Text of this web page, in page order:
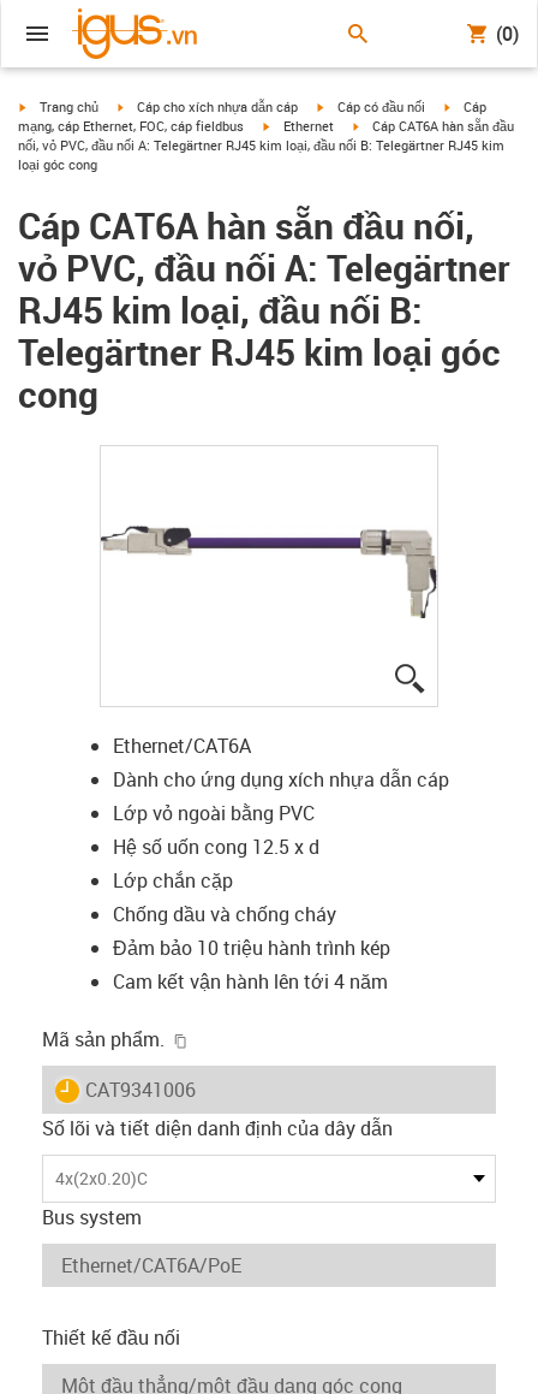
(0)
igus-icon-arrow-right
Trang chủ igus-icon-arrow-right
Cáp cho xích nhựa dẫn cáp igus-icon-arrow-right
Cáp có đầu nối igus-icon-
Cáp
mạng, cáp Ethernet, FOC, cáp fieldbus
igus-icon-arrow-right
Ethernet igus-icon-arrow-right
Cáp CAT6A hàn sẵn đầu
nối, vỏ PVC, đầu nối A: Telegärtner RJ45 kim loại, đầu nối B: Telegärtner RJ45 kim
loại góc cong
Cáp CAT6A hàn sẵn đầu nối,
vỏ PVC, đầu nối A: Telegärtner
RJ45 kim loại, đầu nối B:
Telegärtner RJ45 kim loại góc
cong
Ethernet/CAT6A
Dành cho ứng dụng xích nhựa dẫn cáp
Lớp vỏ ngoài bằng PVC
Hệ số uốn cong 12.5 x d
Lớp chắn cặp
Chống dầu và chống cháy
Đảm bảo 10 triệu hành trình kép
Cam kết vận hành lên tới 4 năm
Mã sản phẩm.
igus-icon-lieferzeit
CAT9341006
Số lõi và tiết diện danh định của dây dẫn
4x(2x0.20)C
Bus system
Thiết kế đầu nối